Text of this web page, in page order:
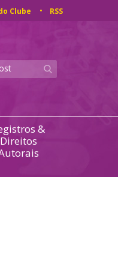
Clube RSS
&
Direitos